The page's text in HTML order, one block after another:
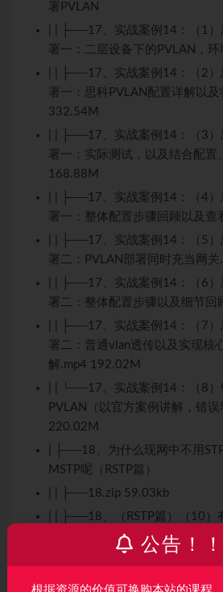
署PVLAN
| | ├──17、实战案例14：（1）
署一：二层设备下的PVLAN，
| | ├──17、实战案例14：（2）
署一：思科PVLAN配置详解以
332.54M
| | ├──17、实战案例14：（3）
署一：实际测试，以及结合配置
168.88M
| | ├──17、实战案例14：（4）
署一：整体配置步骤回顾以及查
| | ├──17、实战案例14：（5）
署二：PVLAN部署同时充当网
| | ├──17、实战案例14：（6）
署二：整体配置步骤以及细节回
| | ├──17、实战案例14：（7）
署二：普通vlan透传以及实现核
解.mp4 192.02M
| | └──17、实战案例14：（8）
PVLAN（以官方案例讲解，错
220.02M
| ├──18、为什么现网中不用
MSTP呢（RSTP篇）
| | ├──18.zip 59.03kb
| | ├──18、（RSTP篇）（10）
看整个过程，为什么需要等待
公告！！